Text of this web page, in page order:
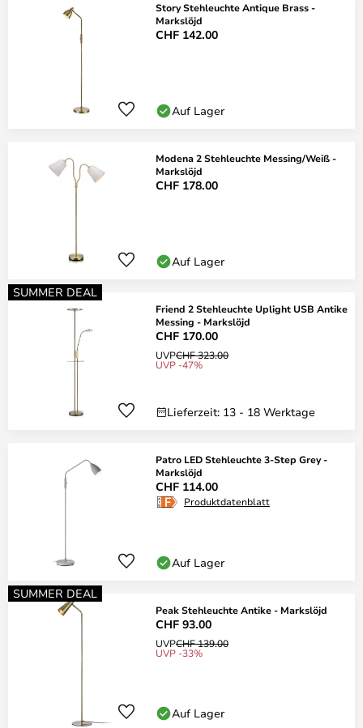
Story Stehleuchte Antique Brass -
Markslöjd
CHF 142.00
Auf Lager
Modena 2 Stehleuchte Messing/Weiß -
Markslöjd
CHF 178.00
Auf Lager
SUMMER DEAL
Friend 2 Stehleuchte Uplight USB Antike
Messing - Markslöjd
CHF 170.00
UVPCHF 323.00
UVP -47%
Lieferzeit: 13 - 18 Werktage
Patro LED Stehleuchte 3-Step Grey -
Markslöjd
CHF 114.00
Produktdatenblatt
Auf Lager
SUMMER DEAL
Peak Stehleuchte Antike - Markslöjd
CHF 93.00
UVPCHF 139.00
UVP -33%
Auf Lager